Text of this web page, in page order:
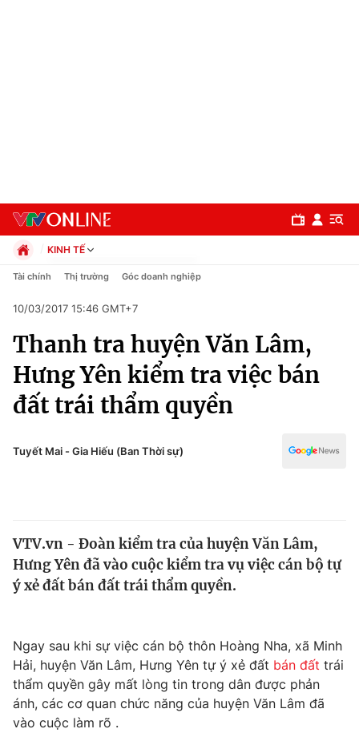
Chuyên mục
Chính trị
Xã hội
Pháp luật
Thế giới
Tin tức
Câu chuyện quốc tế
Kinh tế
Thị trường
Góc doanh nghiệp
Dữ liệu và đời sống
Truyền hình
Phim VTV
Giải trí
KINH TẾ
Chính trị
Pháp luật
Kinh tế
Thể thao
Truyền hình
Văn hóa - Giải trí
Tài chính Thị trường Góc doanh nghiệp
10/03/2017 15:46 GMT+7
Thanh tra huyện Văn Lâm,
Hưng Yên kiểm tra việc bán
đất trái thẩm quyền
Tuyết Mai - Gia Hiếu (Ban Thời sự)
VTV.vn - Đoàn kiểm tra của huyện Văn Lâm,
Hưng Yên đã vào cuộc kiểm tra vụ việc cán bộ tự
ý xẻ đất bán đất trái thẩm quyền.
Ngay sau khi sự việc cán bộ thôn Hoàng Nha, xã Minh
Hải, huyện Văn Lâm, Hưng Yên tự ý xẻ đất bán đất trái
thẩm quyền gây mất lòng tin trong dân được phản
ánh, các cơ quan chức năng của huyện Văn Lâm đã
vào cuộc làm rõ .